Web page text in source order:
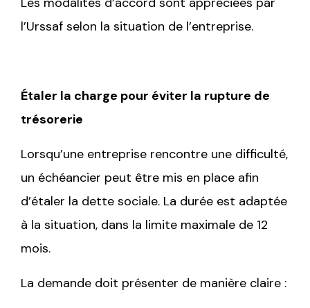
l’Urssaf selon la situation de l’entreprise.
Étaler la charge pour éviter la rupture de
trésorerie
Lorsqu’une entreprise rencontre une difficulté,
un échéancier peut être mis en place afin
d’étaler la dette sociale. La durée est adaptée
à la situation, dans la limite maximale de 12
mois.
La demande doit présenter de manière claire :